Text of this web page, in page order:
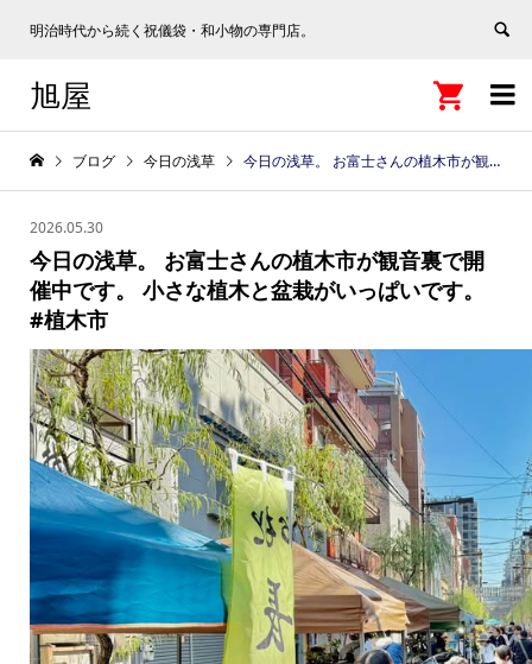
明治時代から続く祝儀袋・和小物の専門店。

旭屋 
ブログ 今日の浅草 今日の浅草。 お富士さんの植木市が観音裏で開催中です。 小さな植木と盆栽がいっぱいです。 #植木市
2026.05.30
今日の浅草。 お富士さんの植木市が観音裏で開
催中です。 小さな植木と盆栽がいっぱいです。
#植木市